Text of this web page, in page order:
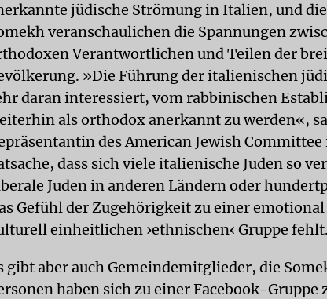
jüdische Strömung in Italien, und
veranschaulichen die Spannungen
Verantwortlichen und Teilen der
»Die Führung der italienischen
daran interessiert, vom rabbinischen
als orthodox anerkannt zu werden«,
des American Jewish Committee
dass sich viele italienische Juden so
Juden in anderen Ländern oder
Gefühl der Zugehörigkeit zu einer
einheitlichen ›ethnischen‹ Gruppe
gibt aber auch Gemeindemitglieder, die
haben sich zu einer Facebook-Gruppe